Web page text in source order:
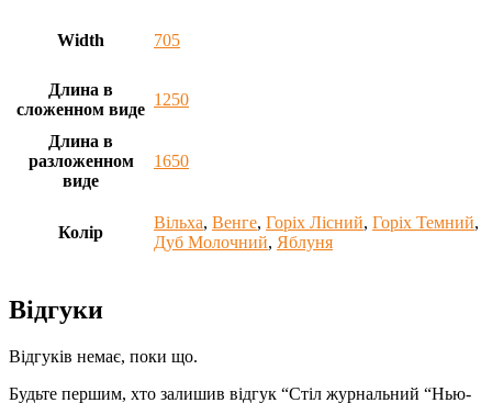
Width 705
Длина в
сложенном виде
1250
Длина в
разложенном
виде
1650
Колір
Вільха, Венге, Горіх Лісний, Горіх Темний,
Дуб Молочний, Яблуня
Відгуки
Відгуків немає, поки що.
Будьте першим, хто залишив відгук “Стіл журнальний “Нью-